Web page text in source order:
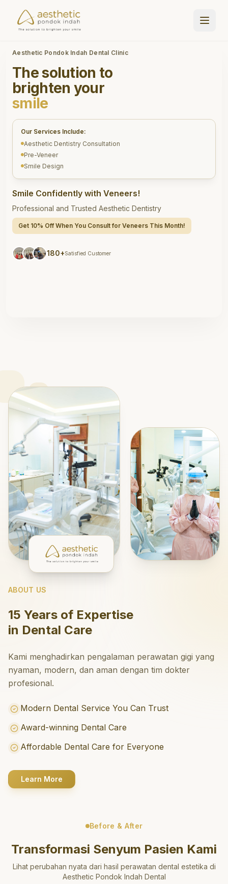
Aesthetic Pondok Indah Dental Clinic
The solution to
brighten your
smile
Our Services Include:
Aesthetic Dentistry Consultation
Pre-Veneer
Smile Design
Smile Confidently with Veneers!
Professional and Trusted Aesthetic Dentistry
Get 10% Off When You Consult for Veneers This Month!
180+Satisfied Customer
ABOUT US
15 Years of Expertise
in Dental Care
Kami menghadirkan pengalaman perawatan gigi yang
nyaman, modern, dan aman dengan tim dokter
profesional.
Modern Dental Service You Can Trust
Award-winning Dental Care
Affordable Dental Care for Everyone
Learn More
Before & After
Transformasi Senyum Pasien Kami
Lihat perubahan nyata dari hasil perawatan dental estetika di
Aesthetic Pondok Indah Dental